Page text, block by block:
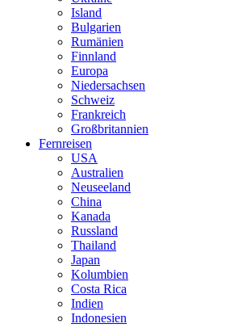
Island
Bulgarien
Rumänien
Finnland
Europa
Niedersachsen
Schweiz
Frankreich
Großbritannien
Fernreisen
USA
Australien
Neuseeland
China
Kanada
Russland
Thailand
Japan
Kolumbien
Costa Rica
Indien
Indonesien